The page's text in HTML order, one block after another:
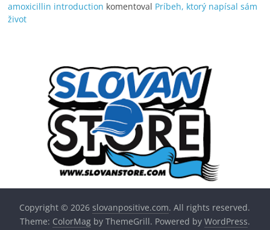
amoxicillin introduction komentoval Príbeh, ktorý napísal sám
život
Copyright © 2026slovanpositive.com. All rights reserved.
Theme: ColorMagby ThemeGrill. Powered by WordPress.